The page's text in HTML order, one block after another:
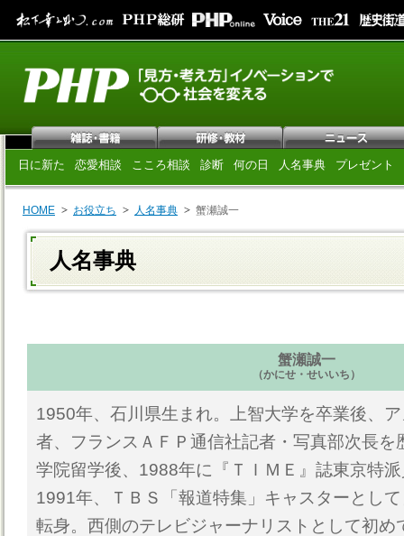
日に新た 恋愛相談 こころ相談 診断 何の日 人名事典 プレゼント
HOME お役立ち 人名事典 蟹瀬誠一
人名事典
蟹瀬誠一
（かにせ・せいいち）
1950年、石川県生まれ。上智大学を卒業後、
者、フランスＡＦＰ通信社記者・写真部次長を
学院留学後、1988年に『ＴＩＭＥ』誌東京特
1991年、ＴＢＳ「報道特集」キャスターとし
転身。西側のテレビジャーナリストとして初め